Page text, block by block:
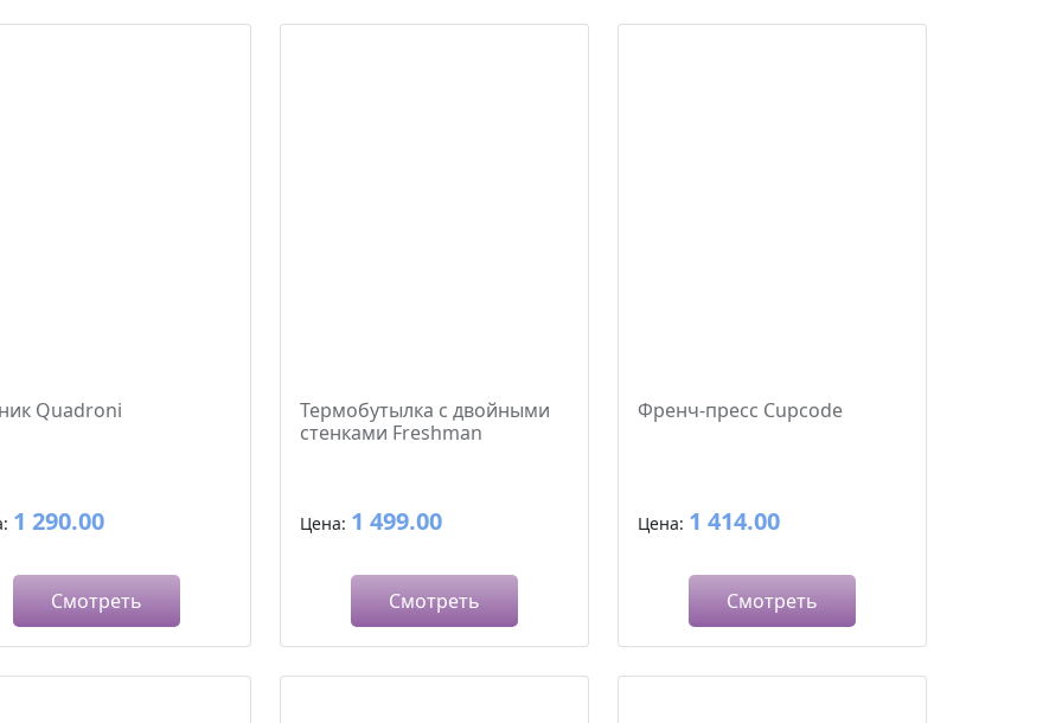
Quadroni
1 290.00
Смотреть
Термобутылка с двойными
стенками Freshman
Цена: 1 499.00
Смотреть
Френч-пресс Cupcode
Цена: 1 414.00
Смотреть